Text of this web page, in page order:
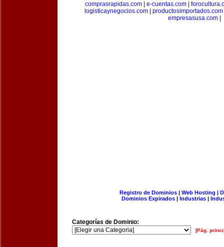
comprasrapidas.com
e-cuentas.com
logisticaynegocios.com
productosimportados.com
empresasusa.com
Registro de Dominios| Web Hosting |
Dominios Expirados | Industrias |
Categorías de Dominio:
[Pág.